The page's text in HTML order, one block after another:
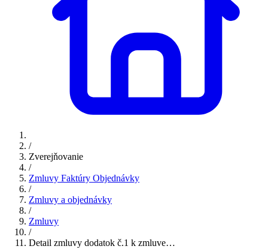
/
Zverejňovanie
/
Zmluvy Faktúry Objednávky
/
Zmluvy a objednávky
/
Zmluvy
/
Detail zmluvy dodatok č.1 k zmluve…